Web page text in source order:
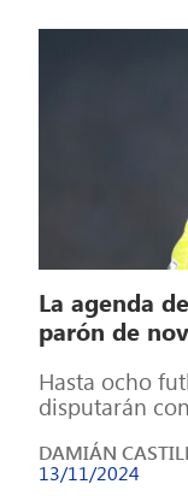
La agenda
parón de
Hasta ocho
disputarán
Mundial 2026
DAMIÁN
13/11/2024